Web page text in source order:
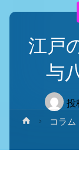
江戸
与
投
ホ
ム
コラム